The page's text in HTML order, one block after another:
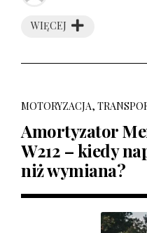
WIĘCEJ
MOTORYZACJA,
Amortyzator
W212 – kiedy
niż wymiana?